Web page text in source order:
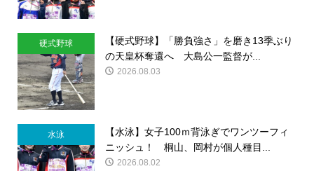
硬式野球
【硬式野球】「勝負強さ」を磨き13季ぶり
の天皇杯奪還へ 大島公一監督が...
2026.08.03
水泳
【水泳】女子100ｍ背泳ぎでワンツーフィ
ニッシュ！ 桐山、岡村が個人種目...
2026.08.02